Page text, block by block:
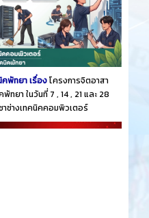
พัทยา เรื่องโครงการจิตอาสา
ยา ในวันที่ 7 , 14 , 21 และ 28
ช่างเทคนิคคอมพิวเตอร์